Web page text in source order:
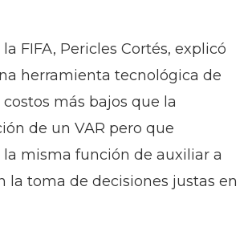
FIFA, Pericles Cortés, explicó
herramienta tecnológica de
más bajos que la
de un VAR pero que
misma función de auxiliar a
la toma de decisiones justas en